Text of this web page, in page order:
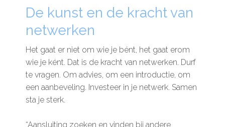
De kunst en de kracht van
netwerken
Het gaat er niet om wie je bént, het gaat erom
wie je ként. Dat is de kracht van netwerken. Durf
te vragen. Om advies, om een introductie, om
een aanbeveling. Investeer in je netwerk. Samen
sta je sterk.
“Aansluiting zoeken en vinden bij andere